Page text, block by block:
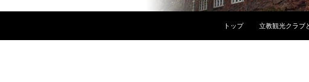
トップ
立教観光クラブ